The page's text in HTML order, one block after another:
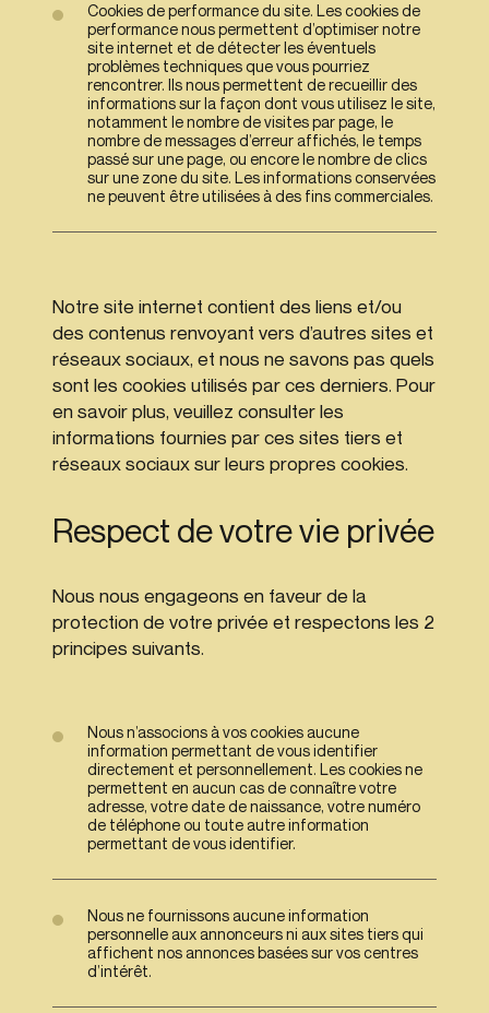
Cookies de performance du site. Les cookies de
performance nous permettent d’optimiser notre
site internet et de détecter les éventuels
problèmes techniques que vous pourriez
rencontrer. Ils nous permettent de recueillir des
informations sur la façon dont vous utilisez le site,
notamment le nombre de visites par page, le
nombre de messages d’erreur affichés, le temps
passé sur une page, ou encore le nombre de clics
sur une zone du site. Les informations conservées
ne peuvent être utilisées à des fins commerciales.
Notre site internet contient des liens et/ou
des contenus renvoyant vers d’autres sites et
réseaux sociaux, et nous ne savons pas quels
sont les cookies utilisés par ces derniers. Pour
en savoir plus, veuillez consulter les
informations fournies par ces sites tiers et
réseaux sociaux sur leurs propres cookies.
Respect de votre vie privée
Nous nous engageons en faveur de la
protection de votre privée et respectons les 2
principes suivants.
Nous n’associons à vos cookies aucune
information permettant de vous identifier
directement et personnellement. Les cookies ne
permettent en aucun cas de connaître votre
adresse, votre date de naissance, votre numéro
de téléphone ou toute autre information
permettant de vous identifier.
Nous ne fournissons aucune information
personnelle aux annonceurs ni aux sites tiers qui
affichent nos annonces basées sur vos centres
d’intérêt.